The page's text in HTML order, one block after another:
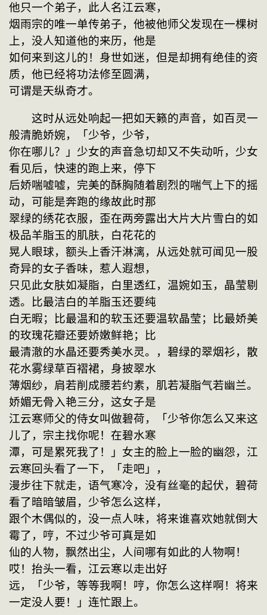
他只一个弟子，此人名江云寒，
烟雨宗的唯一单传弟子，他被他师父发现在一棵树
上，没人知道他的来历，他是
如何来到这儿的！身世如迷，但是却拥有绝佳的资
质，他已经将功法修至圆满，
可谓是天纵奇才。
这时从远处响起一把如天籁的声音，如百灵一
般清脆娇婉，「少爷，少爷，
你在哪儿？」少女的声音急切却又不失动听，少女
看见后，快速的跑上来，停下
后娇喘嘘嘘，完美的酥胸随着剧烈的喘气上下的摇
动，可能是奔跑的缘故此时那
翠绿的绣花衣服，歪在两旁露出大片大片雪白的如
极品羊脂玉的肌肤，白花花的
晃人眼球，额头上香汗淋漓，从远处就可闻见一股
奇异的女子香味，惹人遐想，
只见此女肤如凝脂，白里透红，温婉如玉，晶莹剔
透。比最洁白的羊脂玉还要纯
白无暇；比最温和的软玉还要温软晶莹；比最娇美
的玫瑰花瓣还要娇嫩鲜艳；比
最清澈的水晶还要秀美水灵。，碧绿的翠烟衫，散
花水雾绿草百褶裙，身披翠水
薄烟纱，肩若削成腰若约素，肌若凝脂气若幽兰。
娇媚无骨入艳三分，这女子是
江云寒师父的侍女叫做碧荷，「少爷你怎么又来这
儿了，宗主找你呢！在碧水寒
潭，可是累死我了！」女主的脸上一脸的幽怨，江
云寒回头看了一下，「走吧」，
漫步往下就走，语气寒冷，没有丝毫的起伏，碧荷
看了暗暗皱眉，少爷怎么这样，
跟个木偶似的，没一点人味，将来谁喜欢她就倒大
霉了，哼，不过少爷可真是如
仙的人物，飘然出尘，人间哪有如此的人物啊！
哎！抬头一看，江云寒以走出好
远，「少爷，等等我啊！哼，你怎么这样啊！将来
一定没人要！」连忙跟上。